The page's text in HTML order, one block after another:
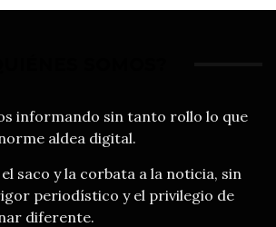
informando sin tanto rollo lo que
aldea digital.
saco y la corbata a la noticia, sin
periodístico y el privilegio de
diferente.